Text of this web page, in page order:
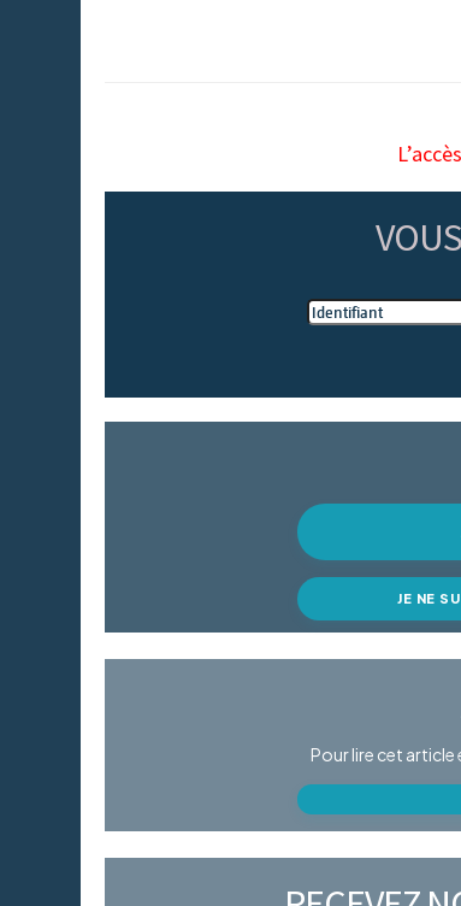
JE NE
Pour lire cet